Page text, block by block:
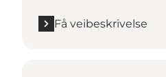
Få veibeskrivelse